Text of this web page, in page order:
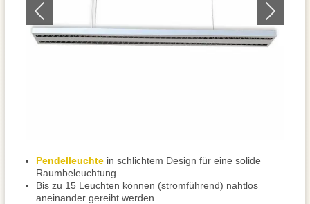
Pendelleuchte in schlichtem Design für eine solide
Raumbeleuchtung
Bis zu 15 Leuchten können (stromführend) nahtlos
aneinander gereiht werden